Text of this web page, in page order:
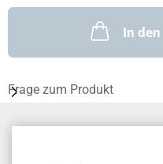
In
Frage zum Produkt